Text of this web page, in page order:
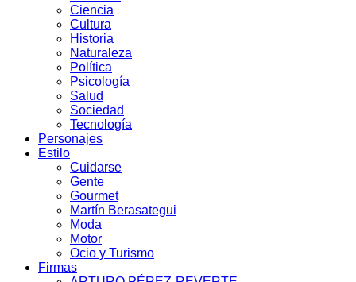
Ciencia
Cultura
Historia
Naturaleza
Política
Psicología
Salud
Sociedad
Tecnología
Personajes
Estilo
Cuidarse
Gente
Gourmet
Martín Berasategui
Moda
Motor
Ocio y Turismo
Firmas